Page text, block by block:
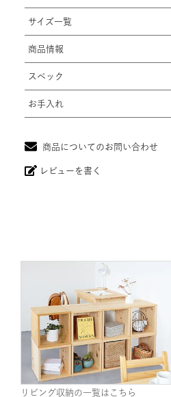
サイズ一覧
商品情報
スペック
お手入れ
商品についてのお問い合わせ
レビューを書く
リビング収納の一覧はこちら